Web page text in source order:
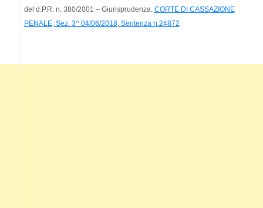
del d.P.R. n. 380/2001 – Giurisprudenza. CORTE DI CASSAZIONE
PENALE, Sez. 3^ 04/06/2018, Sentenza n.24872